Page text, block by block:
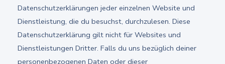
Datenschutzerklärungen jeder einzelnen Website und
Dienstleistung, die du besuchst, durchzulesen. Diese
Datenschutzerklärung gilt nicht für Websites und
Dienstleistungen Dritter. Falls du uns bezüglich deiner
personenbezogenen Daten oder dieser